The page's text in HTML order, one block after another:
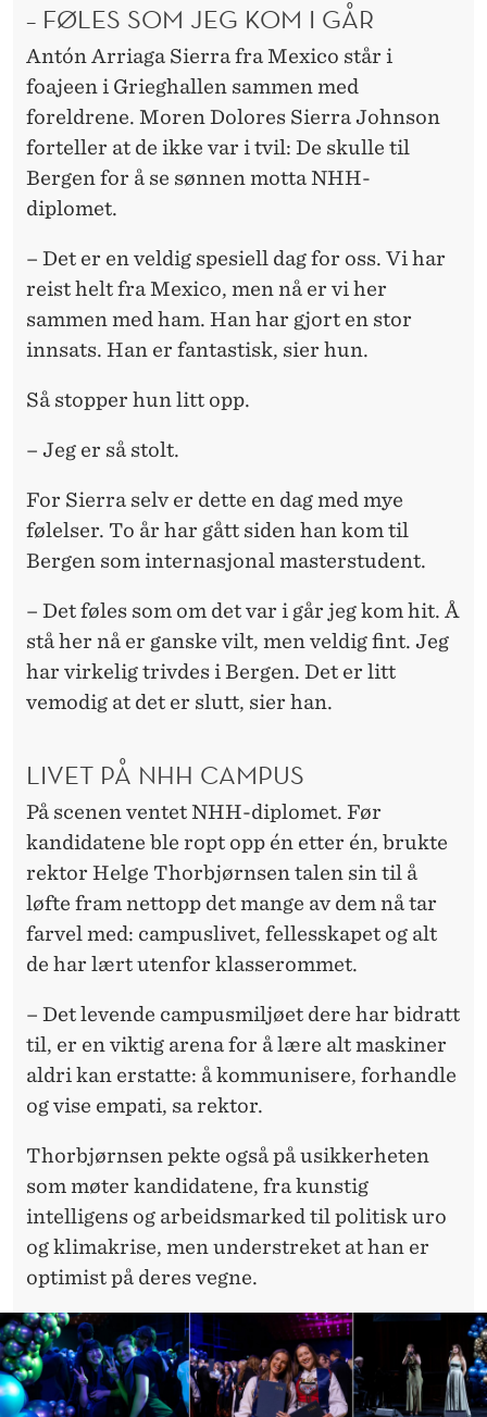
– FØLES SOM JEG KOM I GÅR
Antón Arriaga Sierra fra Mexico står i
foajeen i Grieghallen sammen med
foreldrene. Moren Dolores Sierra Johnson
forteller at de ikke var i tvil: De skulle til
Bergen for å se sønnen motta NHH-
diplomet.
– Det er en veldig spesiell dag for oss. Vi har
reist helt fra Mexico, men nå er vi her
sammen med ham. Han har gjort en stor
innsats. Han er fantastisk, sier hun.
Så stopper hun litt opp.
– Jeg er så stolt.
For Sierra selv er dette en dag med mye
følelser. To år har gått siden han kom til
Bergen som internasjonal masterstudent.
– Det føles som om det var i går jeg kom hit. Å
stå her nå er ganske vilt, men veldig fint. Jeg
har virkelig trivdes i Bergen. Det er litt
vemodig at det er slutt, sier han.
LIVET PÅ NHH CAMPUS
På scenen ventet NHH-diplomet. Før
kandidatene ble ropt opp én etter én, brukte
rektor Helge Thorbjørnsen talen sin til å
løfte fram nettopp det mange av dem nå tar
farvel med: campuslivet, fellesskapet og alt
de har lært utenfor klasserommet.
– Det levende campusmiljøet dere har bidratt
til, er en viktig arena for å lære alt maskiner
aldri kan erstatte: å kommunisere, forhandle
og vise empati, sa rektor.
Thorbjørnsen pekte også på usikkerheten
som møter kandidatene, fra kunstig
intelligens og arbeidsmarked til politisk uro
og klimakrise, men understreket at han er
optimist på deres vegne.